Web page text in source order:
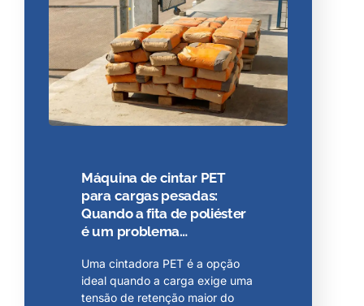
Máquina de cintar PET
para cargas pesadas:
Quando a fita de poliéster
é um problema…
Uma cintadora PET é a opção
ideal quando a carga exige uma
tensão de retenção maior do